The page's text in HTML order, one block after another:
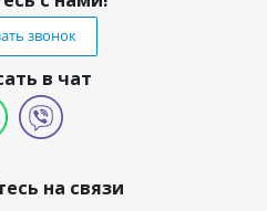
звонок
в чат
на связи